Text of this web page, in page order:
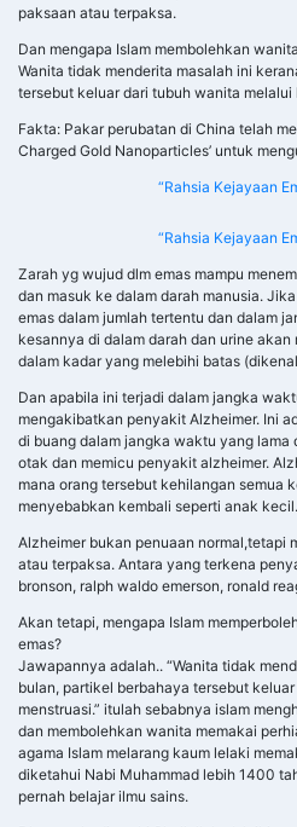
dan masuk ke dalam darah manusia.
kesannya di dalam darah dan urine akan
dalam kadar yang melebihi batas
mengakibatkan penyakit Alzheimer. Ini
di buang dalam jangka waktu yang lama
otak dan memicu penyakit alzheimer.
mana orang tersebut kehilangan semua
atau terpaksa. Antara yang terkena
bronson, ralph waldo emerson, ronald
Akan tetapi, mengapa Islam
emas?
bulan, partikel berbahaya tersebut keluar
menstruasi.” itulah sebabnya islam
dan membolehkan wanita memakai
agama Islam melarang kaum lelaki
diketahui Nabi Muhammad lebih 1400
pernah belajar ilmu sains.
Dlm satu hadis nabi Shallallahu ‘alaihi
lelaki memakai emas walaupun cincin
masing-masing dari Al-Bara’ bin Azib
Nabi Shallallahu ‘alaihi wa sallam
emas di tangannya, maka beliau
cincinnya. (HR. Bukhori & Muslim)
…………….
http://youtu.be/VCQYEGrFZdg
……………
Hukum Lelaki Memakai Emas Putih